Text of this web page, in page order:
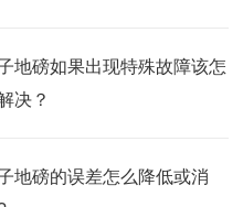
地磅如果出现特殊故障该怎
决？
地磅的误差怎么降低或消